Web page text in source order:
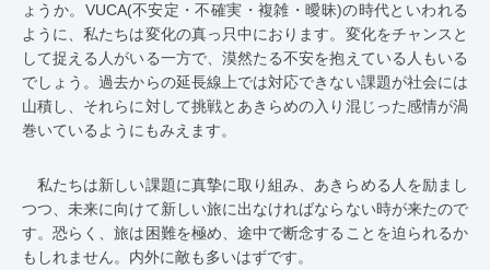
ょうか。VUCA(不安定・不確実・複雑・曖昧)の時代といわれる
ように、私たちは変化の真っ只中におります。変化をチャンスと
して捉える人がいる一方で、漠然たる不安を抱えている人もいる
でしょう。過去からの延長線上では対応できない課題が社会には
山積し、それらに対して挑戦とあきらめの入り混じった感情が渦
巻いているようにもみえます。
私たちは新しい課題に真摯に取り組み、あきらめる人を励まし
つつ、未来に向けて新しい旅に出なければならない時が来たので
す。恐らく、旅は困難を極め、途中で断念することを迫られるか
もしれません。内外に敵も多いはずです。